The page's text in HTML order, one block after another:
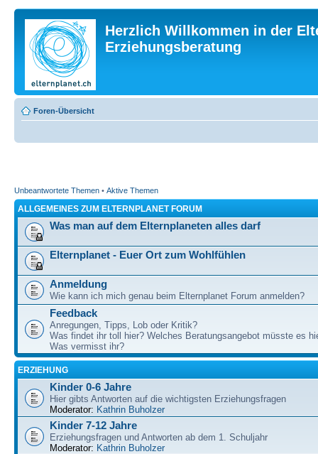
Herzlich Willkommen in der
Erziehungsberatung
Foren-Übersicht
Unbeantwortete Themen • Aktive Themen
ALLGEMEINES ZUM ELTERNPLANET FORUM
Was man auf dem Elternplaneten alles darf
Elternplanet - Euer Ort zum Wohlfühlen
Anmeldung
Wie kann ich mich genau beim Elternplanet Forum anmelden?
Feedback
Anregungen, Tipps, Lob oder Kritik?
Was findet ihr toll hier? Welches Beratungsangebot müsste es
Was vermisst ihr?
ERZIEHUNG
Kinder 0-6 Jahre
Hier gibts Antworten auf die wichtigsten Erziehungsfragen
Moderator: Kathrin Buholzer
Kinder 7-12 Jahre
Erziehungsfragen und Antworten ab dem 1. Schuljahr
Moderator: Kathrin Buholzer